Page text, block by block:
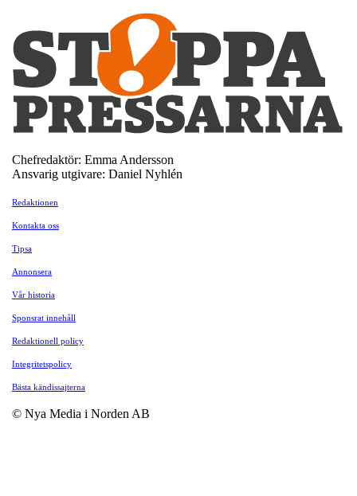
Chefredaktör: Emma Andersson
Ansvarig utgivare: Daniel Nyhlén
Redaktionen
Kontakta oss
Tipsa
Annonsera
Vår historia
Sponsrat innehåll
Redaktionell policy
Integritetspolicy
Bästa kändissajterna
© Nya Media i Norden AB